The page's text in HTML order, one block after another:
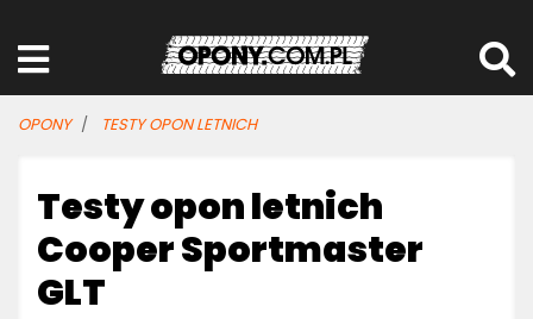
OPONY TESTY OPON LETNICH
Testy opon letnich
Cooper Sportmaster
GLT